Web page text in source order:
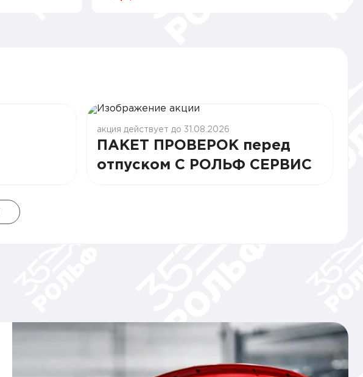
акция действует до 31.08.2026
ПАКЕТ ПРОВЕРОК перед
отпуском С РОЛЬФ СЕРВИС